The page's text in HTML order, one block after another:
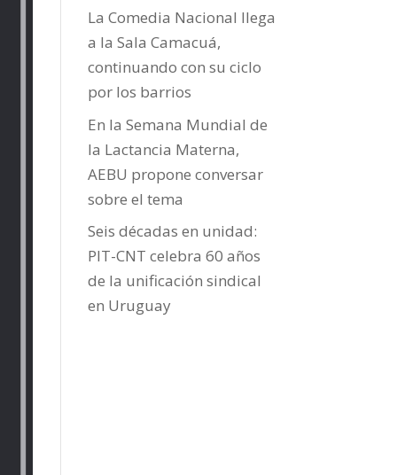
La Comedia Nacional llega
a la Sala Camacuá,
continuando con su ciclo
por los barrios
En la Semana Mundial de
la Lactancia Materna,
AEBU propone conversar
sobre el tema
Seis décadas en unidad:
PIT-CNT celebra 60 años
de la unificación sindical
en Uruguay